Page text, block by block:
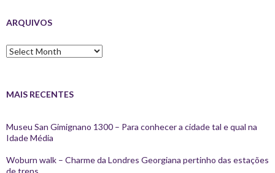
ARQUIVOS
Arquivos
MAIS RECENTES
Museu San Gimignano 1300 – Para conhecer a cidade tal e qual na
Idade Média
Woburn walk – Charme da Londres Georgiana pertinho das estações
de trens